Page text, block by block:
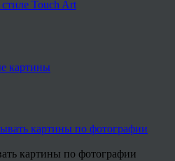
Touch Art
картины
картины по фотографии